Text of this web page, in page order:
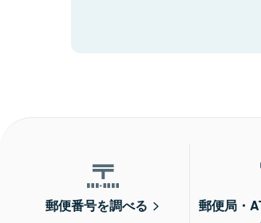
郵便番号を調べる
郵便局・